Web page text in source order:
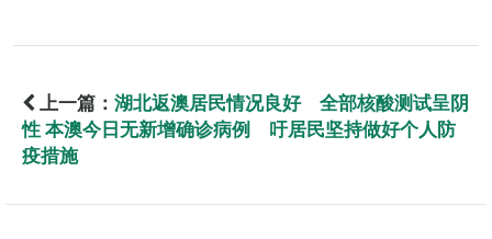
上一篇： 湖北返澳居民情况良好 全部核酸测试呈阴
性 本澳今日无新增确诊病例 吁居民坚持做好个人防
疫措施